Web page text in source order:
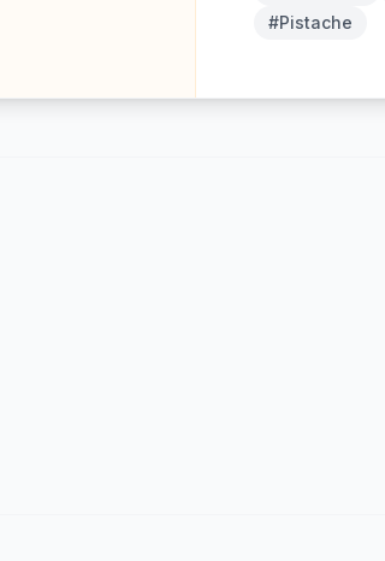
#Pistache